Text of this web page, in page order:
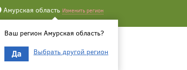
Амурская область Изменить регион
Ваш регион Амурская область?
Да Выбрать другой регион